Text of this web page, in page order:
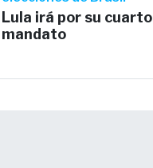
Lula irá por su cuarto
mandato